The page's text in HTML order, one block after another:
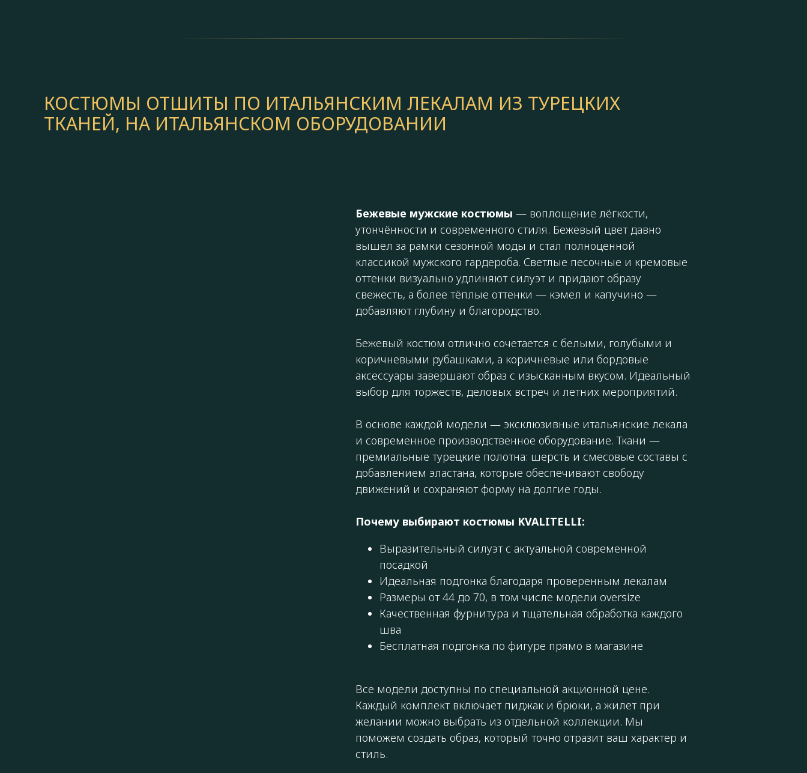
КОСТЮМЫ ОТШИТЫ ПО ИТАЛЬЯНСКИМ ЛЕКАЛАМ ИЗ ТУРЕЦКИХ
ТКАНЕЙ, НА ИТАЛЬЯНСКОМ ОБОРУДОВАНИИ
Бежевые мужские костюмы — воплощение лёгкости,
утончённости и современного стиля. Бежевый цвет давно
вышел за рамки сезонной моды и стал полноценной
классикой мужского гардероба. Светлые песочные и кремовые
оттенки визуально удлиняют силуэт и придают образу
свежесть, а более тёплые оттенки — кэмел и капучино —
добавляют глубину и благородство.
Бежевый костюм отлично сочетается с белыми, голубыми и
коричневыми рубашками, а коричневые или бордовые
аксессуары завершают образ с изысканным вкусом. Идеальный
выбор для торжеств, деловых встреч и летних мероприятий.
В основе каждой модели — эксклюзивные итальянские лекала
и современное производственное оборудование. Ткани —
премиальные турецкие полотна: шерсть и смесовые составы с
добавлением эластана, которые обеспечивают свободу
движений и сохраняют форму на долгие годы.
Почему выбирают костюмы KVALITELLI:
Выразительный силуэт с актуальной современной
посадкой
Идеальная подгонка благодаря проверенным лекалам
Размеры от 44 до 70, в том числе модели oversize
Качественная фурнитура и тщательная обработка каждого
шва
Бесплатная подгонка по фигуре прямо в магазине
Все модели доступны по специальной акционной цене.
Каждый комплект включает пиджак и брюки, а жилет при
желании можно выбрать из отдельной коллекции. Мы
поможем создать образ, который точно отразит ваш характер и
стиль.